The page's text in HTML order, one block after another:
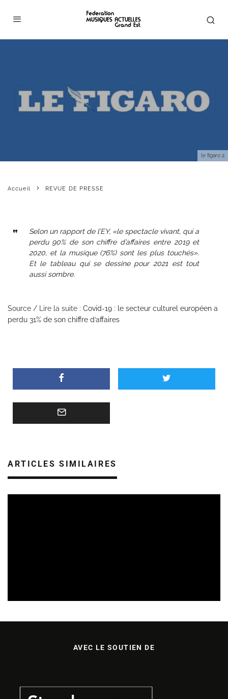
le figaro 2
Accueil REVUE DE PRESSE
Selon un rapport de l’EY, «le spectacle vivant, qui a
perdu 90% de son chiffre d’affaires entre 2019 et
2020, et la musique (76%) sont les plus touchés».
Et le tableau qui se dessine pour 2021 est tout
aussi sombre.
Source / Lire la suite : Covid-19 : le secteur culturel européen a
perdu 31% de son chiffre d’affaires
ARTICLES SIMILAIRES
AVEC LE SOUTIEN DE